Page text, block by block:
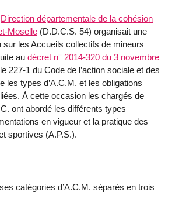
Direction départementale de la cohésion
Moselle (D.D.C.S. 54) organisait une
sur les Accueils collectifs de mineurs
au décret n° 2014-320 du 3 novembre
227-1 du Code de l’action sociale et des
les types d’A.C.M. et les obligations
À cette occasion les chargés de
ont abordé les différents types
en vigueur et la pratique des
sportives (A.P.S.).
catégories d’A.C.M. séparés en trois